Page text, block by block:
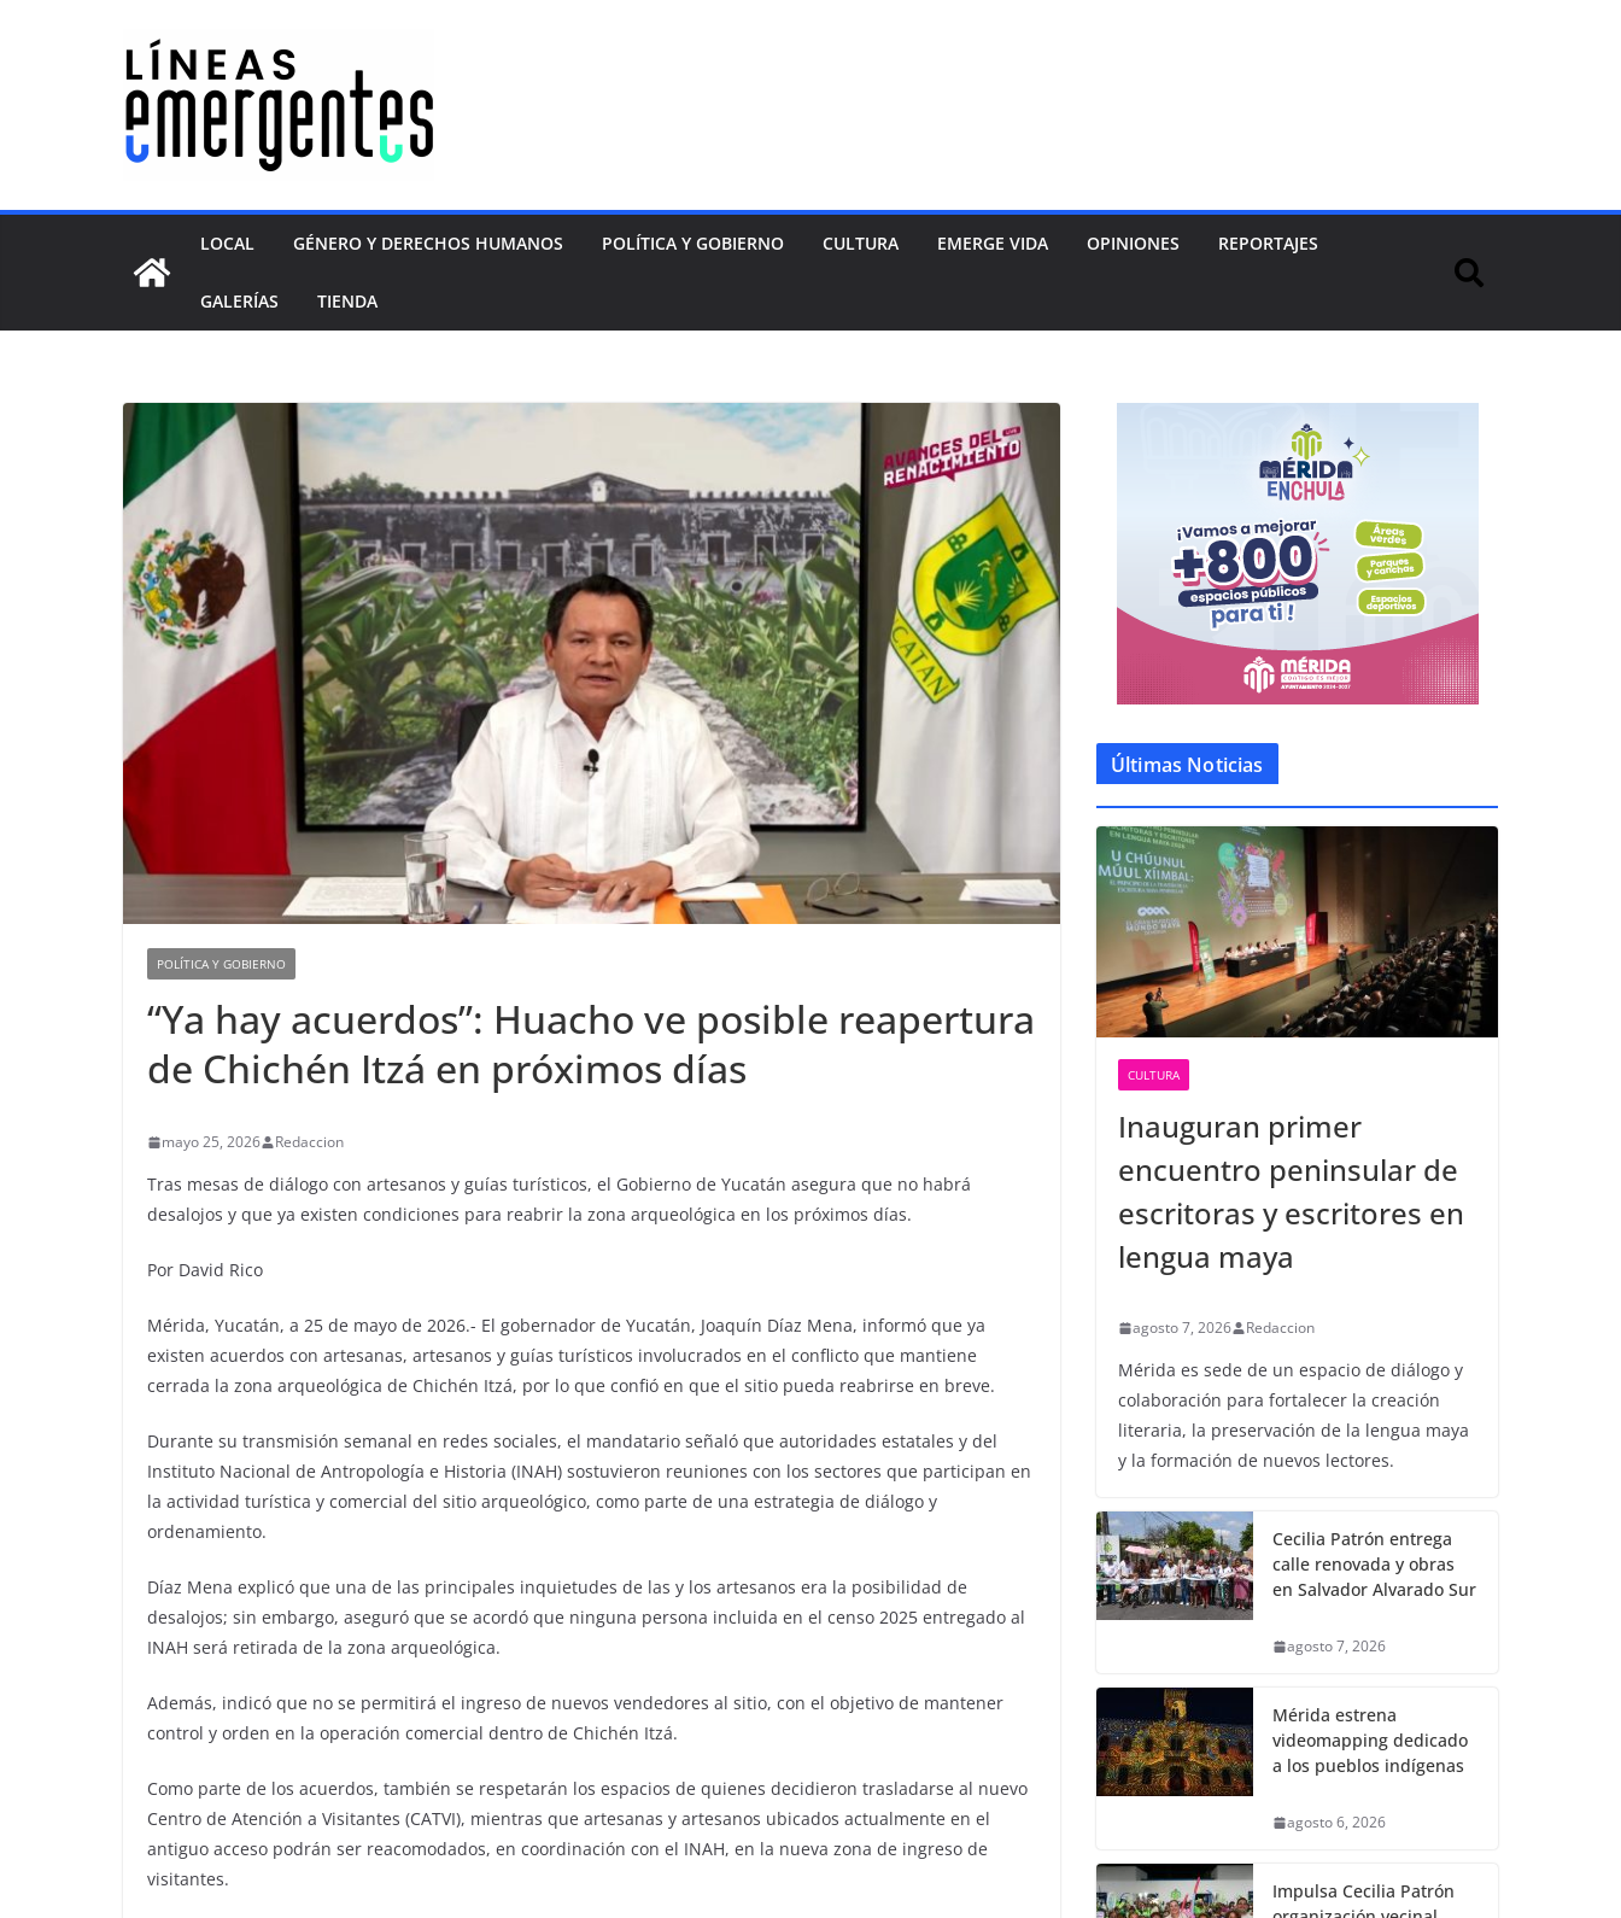
LOCAL GÉNERO Y DERECHOS HUMANOS POLÍTICA Y GOBIERNO CULTURA EMERGE VIDA OPINIONES REPORTAJES
GALERÍAS TIENDA
POLÍTICA Y GOBIERNO
“Ya hay acuerdos”: Huacho ve posible reapertura
de Chichén Itzá en próximos días
mayo 25, 2026 Redaccion
Tras mesas de diálogo con artesanos y guías turísticos, el Gobierno de Yucatán asegura que no habrá
desalojos y que ya existen condiciones para reabrir la zona arqueológica en los próximos días.
Por David Rico
Mérida, Yucatán, a 25 de mayo de 2026.- El gobernador de Yucatán, Joaquín Díaz Mena, informó que ya
existen acuerdos con artesanas, artesanos y guías turísticos involucrados en el conflicto que mantiene
cerrada la zona arqueológica de Chichén Itzá, por lo que confió en que el sitio pueda reabrirse en breve.
Durante su transmisión semanal en redes sociales, el mandatario señaló que autoridades estatales y del
Instituto Nacional de Antropología e Historia (INAH) sostuvieron reuniones con los sectores que participan en
la actividad turística y comercial del sitio arqueológico, como parte de una estrategia de diálogo y
ordenamiento.
Díaz Mena explicó que una de las principales inquietudes de las y los artesanos era la posibilidad de
desalojos; sin embargo, aseguró que se acordó que ninguna persona incluida en el censo 2025 entregado al
INAH será retirada de la zona arqueológica.
Además, indicó que no se permitirá el ingreso de nuevos vendedores al sitio, con el objetivo de mantener
control y orden en la operación comercial dentro de Chichén Itzá.
Como parte de los acuerdos, también se respetarán los espacios de quienes decidieron trasladarse al nuevo
Centro de Atención a Visitantes (CATVI), mientras que artesanas y artesanos ubicados actualmente en el
antiguo acceso podrán ser reacomodados, en coordinación con el INAH, en la nueva zona de ingreso de
visitantes.
Últimas Noticias
CULTURA
Inauguran primer
encuentro peninsular de
escritoras y escritores en
lengua maya
agosto 7, 2026 Redaccion
Mérida es sede de un espacio de diálogo y
colaboración para fortalecer la creación
literaria, la preservación de la lengua maya
y la formación de nuevos lectores.
Cecilia Patrón entrega
calle renovada y obras
en Salvador Alvarado Sur
agosto 7, 2026
Mérida estrena
videomapping dedicado
a los pueblos indígenas
agosto 6, 2026
Impulsa Cecilia Patrón